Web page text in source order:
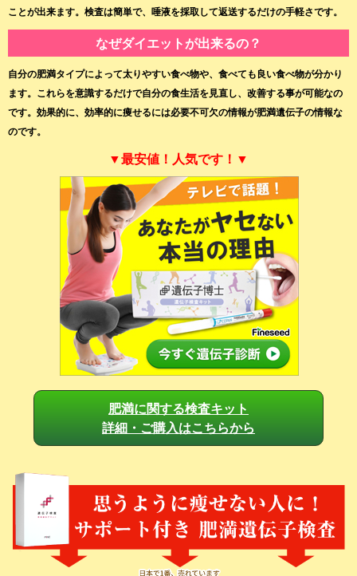
ことが出来ます。検査は簡単で、唾液を採取して返送するだけの手軽さです。
なぜダイエットが出来るの？
自分の肥満タイプによって太りやすい食べ物や、食べても良い食べ物が分かり
ます。これらを意識するだけで自分の食生活を見直し、改善する事が可能なの
です。効果的に、効率的に痩せるには必要不可欠の情報が肥満遺伝子の情報な
のです。
▼最安値！人気です！▼
肥満に関する検査キット
詳細・ご購入はこちらから